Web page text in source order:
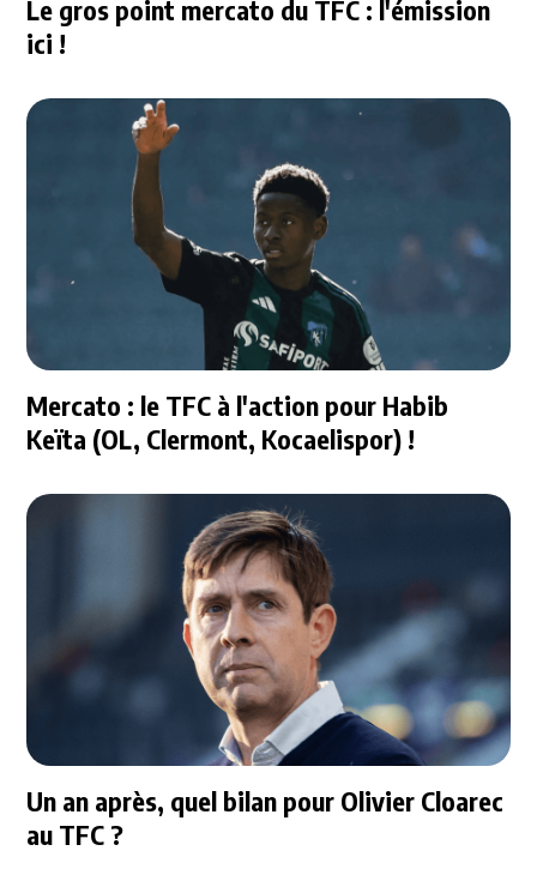
Le gros point mercato du TFC : l'émission
ici !
Mercato : le TFC à l'action pour Habib
Keïta (OL, Clermont, Kocaelispor) !
Un an après, quel bilan pour Olivier Cloarec
au TFC ?